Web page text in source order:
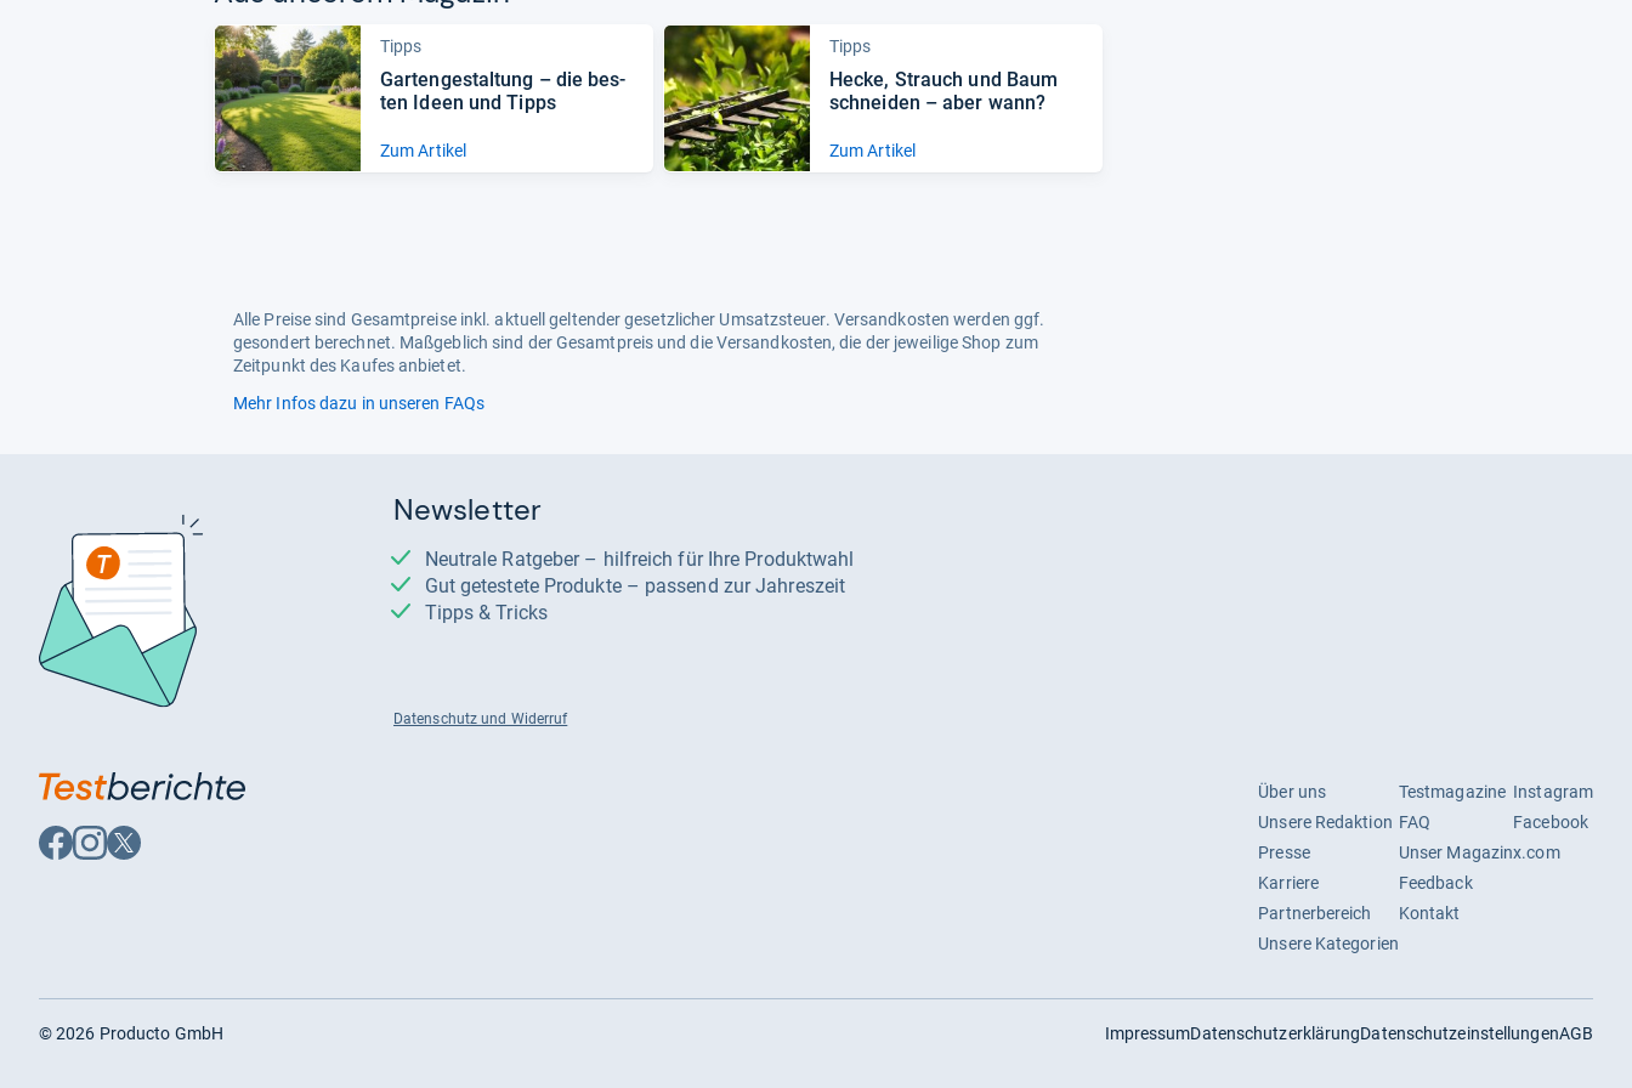
Tipps
Gar­ten­ge­stal­tung – die bes­
ten Ideen und Tipps
Zum Artikel
Tipps
Hecke, Strauch und Baum
schnei­den – aber wann?
Zum Artikel
Alle Preise sind Gesamtpreise inkl. aktuell geltender gesetzlicher Umsatzsteuer. Versandkosten werden ggf.
gesondert berechnet. Maßgeblich sind der Gesamtpreis und die Versandkosten, die der jeweilige Shop zum
Zeitpunkt des Kaufes anbietet.
Mehr Infos dazu in unseren FAQs
Newsletter
Neutrale Ratgeber – hilfreich für Ihre Produktwahl
Gut getestete Produkte – passend zur Jahreszeit
Tipps & Tricks
Datenschutz und Widerruf
Auf
Facebook
Auf
Instagram
Auf
X
Über uns
Unsere Redaktion
Presse
Karriere
Partnerbereich
Unsere Kategorien
Testmagazine
FAQ
Unser Magazin
Feedback
Kontakt
Instagram
Facebook
x.com
ImpressumDatenschutzerklärungDatenschutzeinstellungenAGB
©2026 Producto GmbH